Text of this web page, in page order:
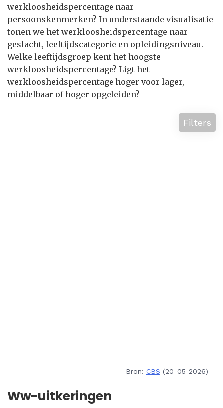
werkloosheidspercentage naar
persoonskenmerken? In onderstaande visualisatie
tonen we het werkloosheidspercentage naar
geslacht, leeftijdscategorie en opleidingsniveau.
Welke leeftijdsgroep kent het hoogste
werkloosheidspercentage? Ligt het
werkloosheidspercentage hoger voor lager,
middelbaar of hoger opgeleiden?
Filters
Bron: CBS (20-05-2026)
Ww-uitkeringen